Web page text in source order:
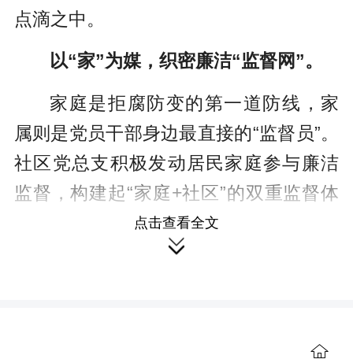
点滴之中。
以“家”为媒，织密廉洁“监督网”。
家庭是拒腐防变的第一道防线，家
属则是党员干部身边最直接的“监督员”。
社区党总支积极发动居民家庭参与廉洁
监督，构建起“家庭+社区”的双重监督体
系。社区常态化开展“廉政家访”活动，由
社区纪检委员、居务监督委员会成员组
点击查看全文
